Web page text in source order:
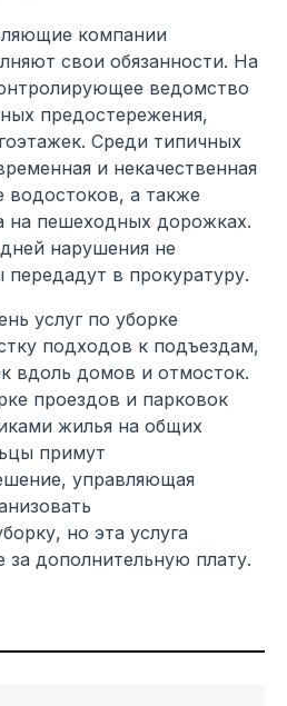
компании
свои обязанности. На
ведомство
предостережения,
Среди типичных
и некачественная
водостоков, а также
на пешеходных дорожках.
нарушения не
в прокуратуру.
услуг по уборке
подходов к подъездам,
вдоль домов и отмосток.
проездов и парковок
жилья на общих
примут
управляющая
но эта услуга
за дополнительную плату.